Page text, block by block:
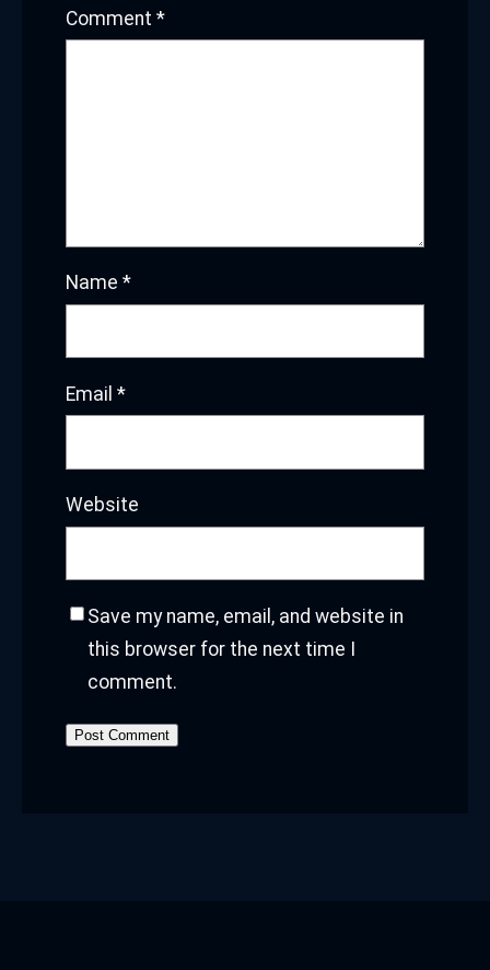
Comment *
Name *
Email *
Website
Save my name, email, and website in
this browser for the next time I
comment.